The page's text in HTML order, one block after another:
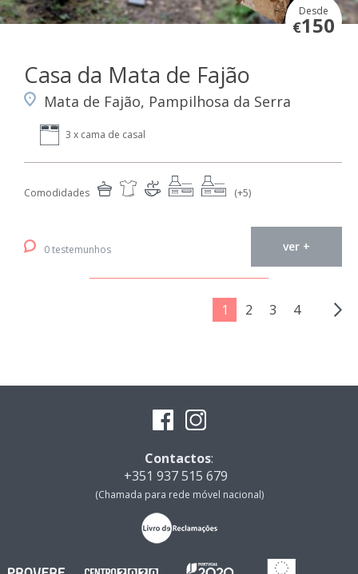
Desde
€150
Casa da Mata de Fajão
Mata de Fajão, Pampilhosa da Serra
3 x cama de casal
Comodidades (+5)
0 testemunhos ver +
1 2 3 4
Contactos:
+351 937 515 679
(Chamada para rede móvel nacional)